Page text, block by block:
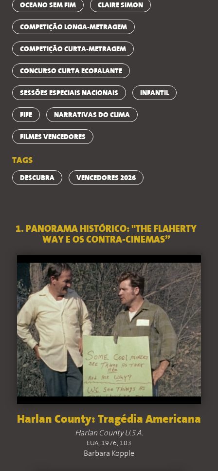
OCEANO SEM FIM CLAIRE SIMON
COMPETIÇÃO LONGA-METRAGEM
COMPETIÇÃO CURTA-METRAGEM
CONCURSO CURTA ECOFALANTE
SESSÕES ESPECIAIS NACIONAIS INFANTIL
FIFE NARRATIVAS DO CLIMA
FILMES VENCEDORES
TAGS
DESCUBRA VENCEDORES 2026
1. PANORAMA HISTÓRICO: "THE FLAHERTY
WAY E OS CONTRA-CINEMAS”
Harlan County: Tragédia Americana
Harlan County U.S.A.
EUA, 1976, 103
Barbara Kopple